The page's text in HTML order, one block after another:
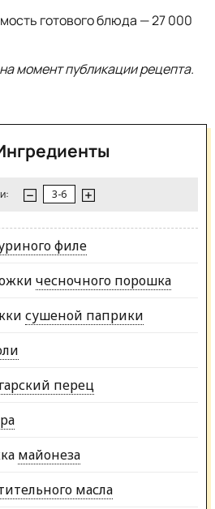
готового блюда — 27 000
момент публикации рецепта.
филе
чесночного порошка
сушеной паприки
перец
майонеза
масла